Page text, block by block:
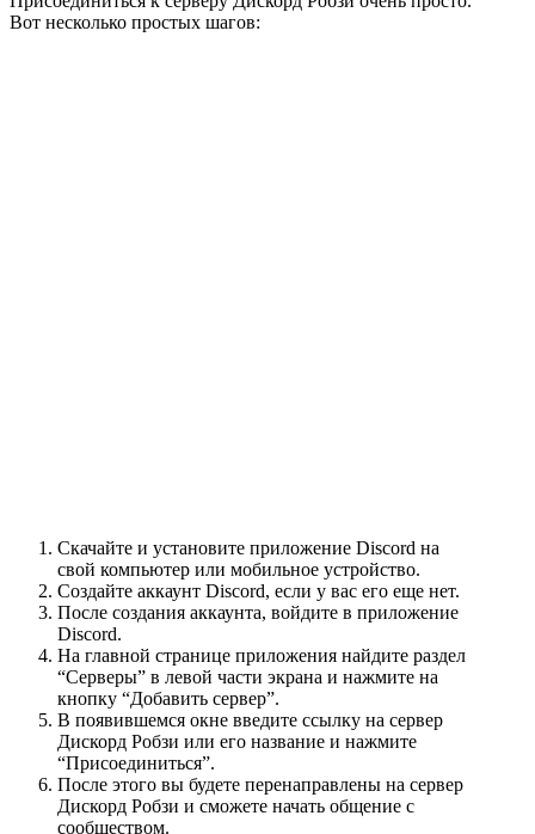
Вот несколько простых шагов:
Скачайте и установите приложение Discord на
свой компьютер или мобильное устройство.
Создайте аккаунт Discord, если у вас его еще нет.
После создания аккаунта, войдите в приложение
Discord.
На главной странице приложения найдите раздел
“Серверы” в левой части экрана и нажмите на
кнопку “Добавить сервер”.
В появившемся окне введите ссылку на сервер
Дискорд Робзи или его название и нажмите
“Присоединиться”.
После этого вы будете перенаправлены на сервер
Дискорд Робзи и сможете начать общение с
сообществом.